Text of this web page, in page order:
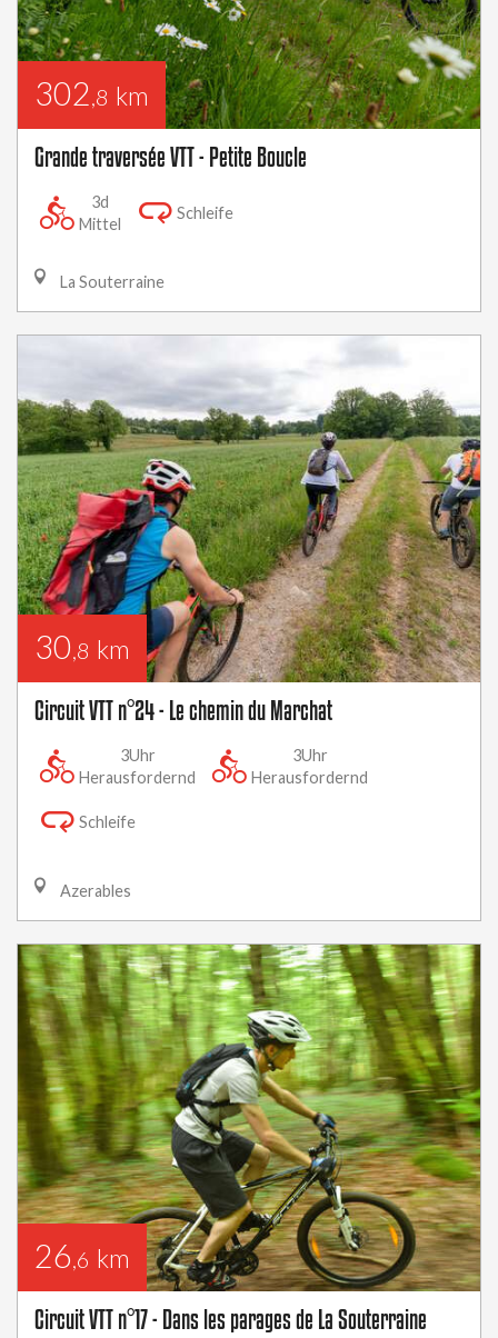
302,8 km
Grande traversée VTT - Petite Boucle
3d
Mittel
Schleife
La Souterraine
30,8 km
Circuit VTT n°24 - Le chemin du Marchat
3Uhr
Herausfordernd
3Uhr
Herausfordernd
Schleife
Azerables
26,6 km
Circuit VTT n°17 - Dans les parages de La Souterraine